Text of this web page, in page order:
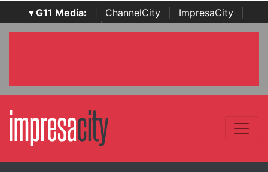
▾ G11 Media: ChannelCity ImpresaCity
SecurityOpenLab | Italian Channel Awards | Italian